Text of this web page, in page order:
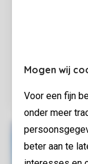
Mogen wij
Voor een fijn
onder meer
beter aan te